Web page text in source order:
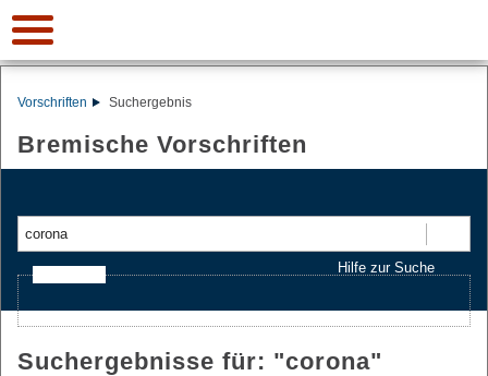
Vorschriften Suchergebnis
Bremische Vorschriften
Hilfe zur Suche
Suchergebnisse für: "corona"